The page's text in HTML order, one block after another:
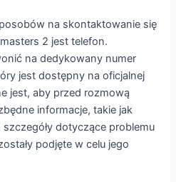
na skontaktowanie się
2 jest telefon.
na dedykowany numer
jest dostępny na oficjalnej
jest, aby przed rozmową
informacje, takie jak
dotyczące problemu
podjęte w celu jego